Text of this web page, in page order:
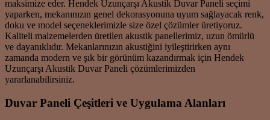
maksimize eder. Hendek Uzunçarşı Akustik Duvar Paneli seçimi
yaparken, mekanınızın genel dekorasyonuna uyum sağlayacak renk,
doku ve model seçeneklerimizle size özel çözümler üretiyoruz.
Kaliteli malzemelerden üretilen akustik panellerimiz, uzun ömürlü
ve dayanıklıdır. Mekanlarınızın akustiğini iyileştirirken aynı
zamanda modern ve şık bir görünüm kazandırmak için Hendek
Uzunçarşı Akustik Duvar Paneli çözümlerimizden
yararlanabilirsiniz.
Duvar Paneli Çeşitleri ve Uygulama Alanları